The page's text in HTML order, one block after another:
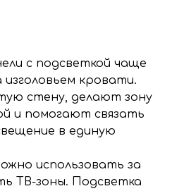
с подсветкой чаще
кровати.
стену, делают зону
и помогают связать
в единую
использовать за
ТВ-зоны. Подсветка